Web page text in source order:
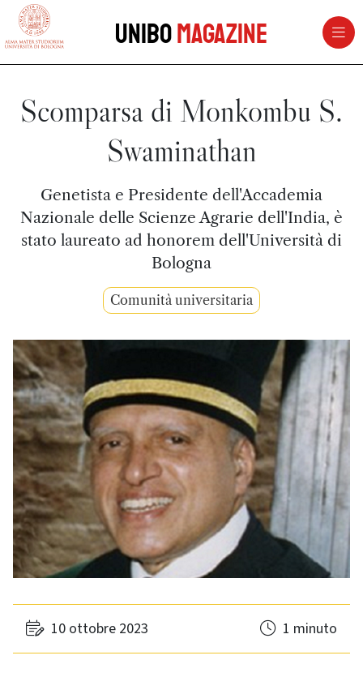
vai al contenuto della pagina
UniboMagazine
Scomparsa di Monkombu S.
Swaminathan
Genetista e Presidente dell'Accademia
Nazionale delle Scienze Agrarie dell'India, è
stato laureato ad honorem dell'Università di
Bologna
Comunità universitaria
10 ottobre 2023 1 minuto